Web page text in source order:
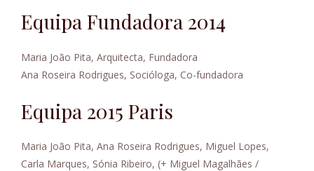
Equipa Fundadora 2014
Maria João Pita, Arquitecta, Fundadora
Ana Roseira Rodrigues, Socióloga, Co-fundadora
Equipa 2015 Paris
Maria João Pita, Ana Roseira Rodrigues, Miguel Lopes,
Carla Marques, Sónia Ribeiro, (+ Miguel Magalhães /